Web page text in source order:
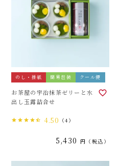
のし・掛紙 簡易包装 クール便
お茶屋の宇治抹茶ゼリーと水
出し玉露詰合せ
4.50 （4）
5,430 税込